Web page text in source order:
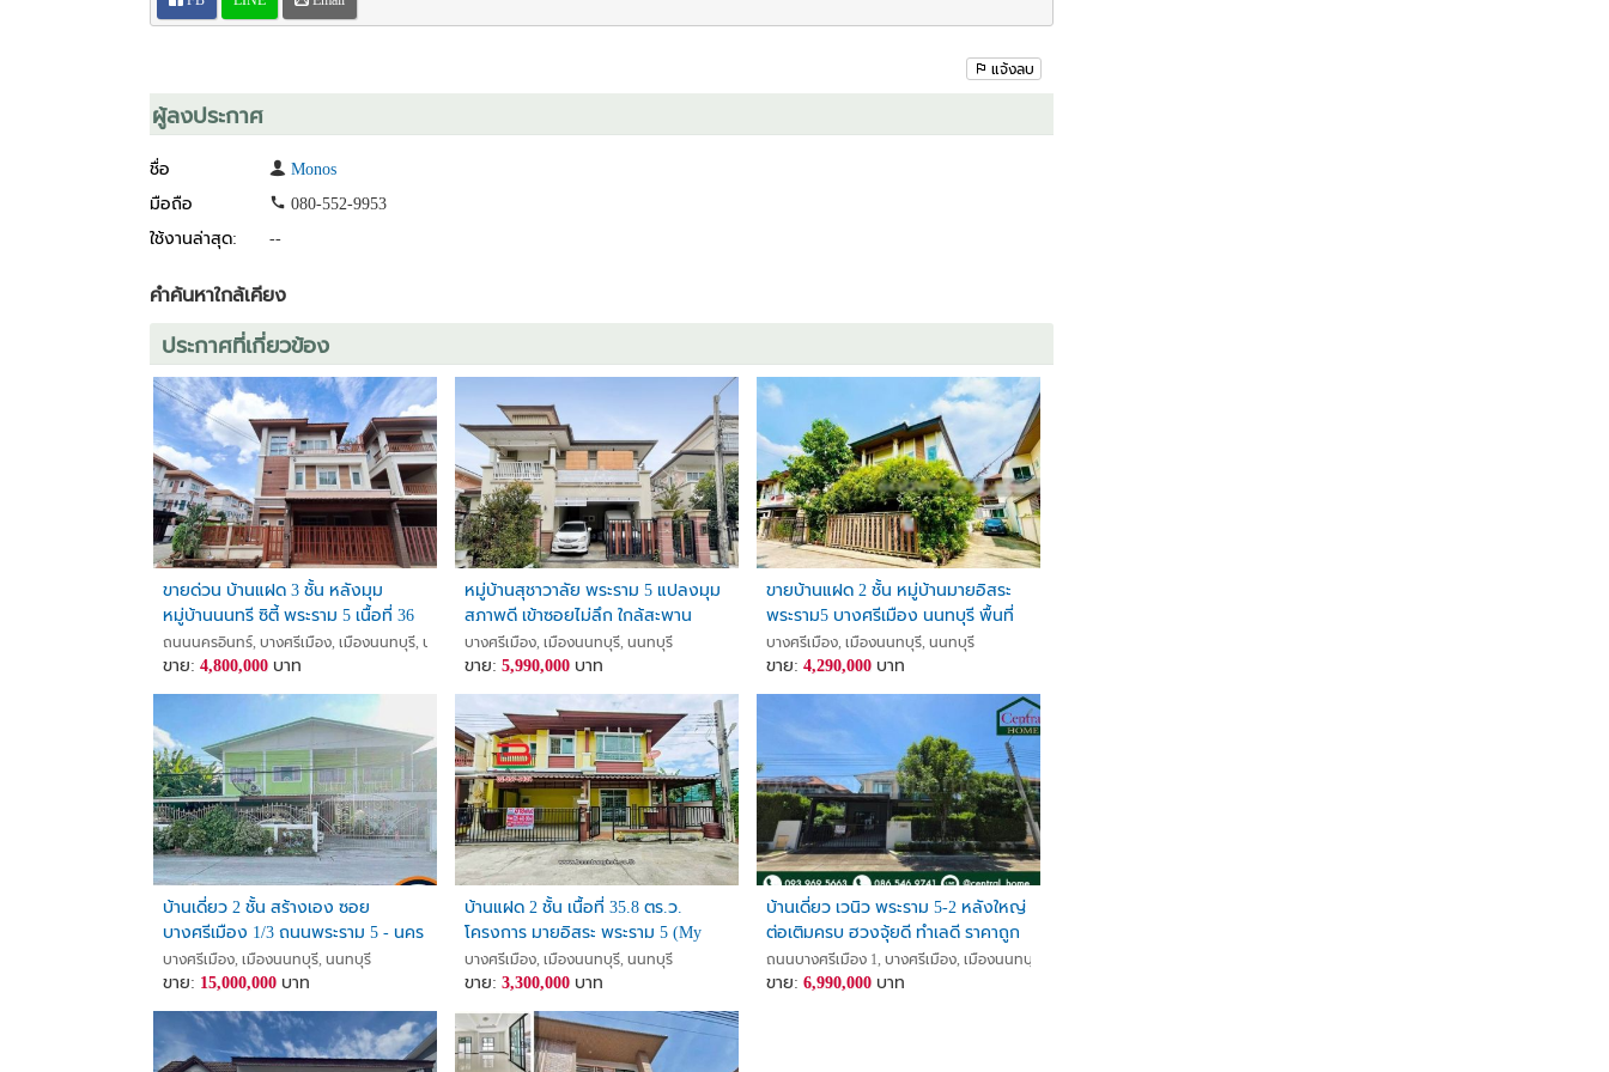
.
ติดต่อสอบถามข้อมูล
Facebook : facebook.com/MONOSDEVELOPMENT
แจ้งลบ
ผู้ลงประกาศ
ชื่อ
Monos
มือถือ
080-552-9953
ใช้งานล่าสุด:
--
คำค้นหาใกล้เคียง
ประกาศที่เกี่ยวข้อง
ขายด่วน บ้านแฝด 3 ชั้น หลังมุม
หมู่บ้านนนทรี ซิตี้ พระราม 5 เนื้อที่ 36
ตร.ว
ถนนนครอินทร์, บางศรีเมือง, เมืองนนทบุรี, นนทบุรี
ขาย: 4,800,000บาท
หมู่บ้านสุชาวาลัย พระราม 5 แปลงมุม
สภาพดี เข้าซอยไม่ลึก ใกล้สะพาน
พระราม 5
บางศรีเมือง, เมืองนนทบุรี, นนทบุรี
ขาย:5,990,000 บาท
ขายบ้านแฝด 2 ชั้น หมู่บ้านมายอิสระ
พระราม5 บางศรีเมือง นนทบุรี พื้นที่
33.3 ตรว. บ้านมุม เพียง 15 นาที ถึง
รถไฟฟ้า
บางศรีเมือง, เมืองนนทบุรี, นนทบุรี
ขาย:4,290,000 บาท
บ้านเดี่ยว 2 ชั้น สร้างเอง ซอย
บางศรีเมือง 1/3 ถนนพระราม 5 - นคร
อินทร์ พร้อมใบอนุญาตก่อสร้างและ
ต่อเติมถูกต้องตามกฎหมาย ราคา
สามารถเจรจาต่อรองได้
บางศรีเมือง, เมืองนนทบุรี, นนทบุรี
ขาย: 15,000,000บาท
บ้านแฝด 2 ชั้น เนื้อที่ 35.8 ตร.ว.
โครงการ มายอิสระ พระราม 5 (My
Isara Rama 5) ถนนนครอินทร์ ตำบล
บางศรีเมือง อำเภอเมืองนนทบุรี
บางศรีเมือง, เมืองนนทบุรี, นนทบุรี
ขาย:3,300,000 บาท
บ้านเดี่ยว เวนิว พระราม 5-2 หลังใหญ่
ต่อเติมครบ ฮวงจุ้ยดี ทำเลดี ราคาถูก
มาก
ถนนบางศรีเมือง 1, บางศรีเมือง, เมืองนนทบุรี, นนทบุรี
ขาย:6,990,000 บาท